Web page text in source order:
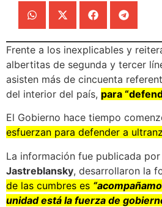
Frente a los inexplicables y
albertitas de segunda y tercer
asisten más de cincuenta
del interior del país, para
El Gobierno hace tiempo
esfuerzan para defender a
La información fue publicada por
Jastreblansky, desarrollaron la
de las cumbres es
unidad está la fuerza de